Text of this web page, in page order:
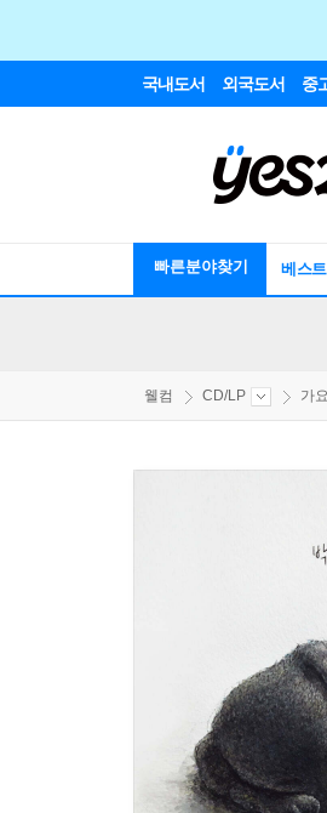
국내도서 외국도서 중
빠른분야찾기 베스트
웰컴 CD/LP 가요